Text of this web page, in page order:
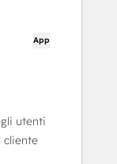
App
utenti
cliente